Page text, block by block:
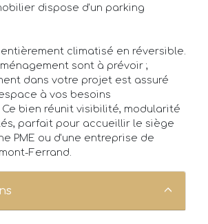
dispose d'un parking
climatisé en réversible.
sont à prévoir ;
dans votre projet est assuré
à vos besoins
bien réunit visibilité, modularité
parfait pour accueillir le siège
PME ou d'une entreprise de
Ferrand.